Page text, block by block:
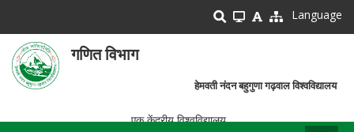
main
content
Language
गणित विभाग
हेमवती नंदन बहुगुणा गढ़वाल विश्वविद्यालय
एक केंद्रीय विश्वविद्यालय